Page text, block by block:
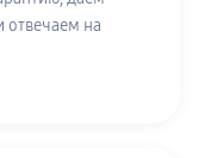
отвечаем на